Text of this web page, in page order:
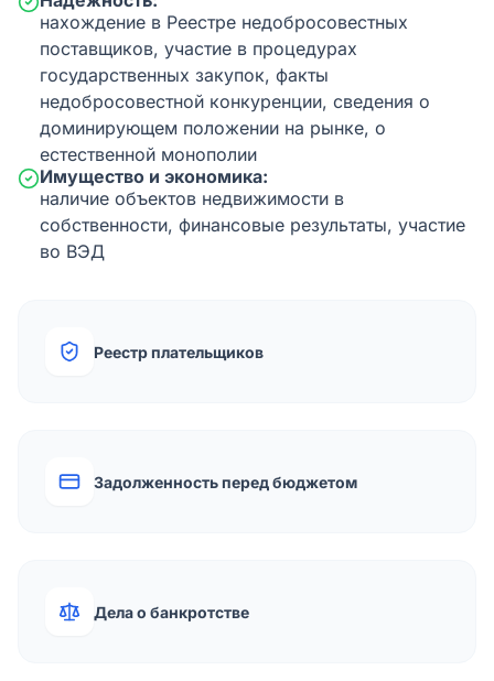
нахождение в Реестре недобросовестных
поставщиков, участие в процедурах
государственных закупок, факты
недобросовестной конкуренции, сведения о
доминирующем положении на рынке, о
естественной монополии
Имущество и экономика:
наличие объектов недвижимости в
собственности, финансовые результаты, участие
во ВЭД
Реестр плательщиков
Задолженность перед бюджетом
Дела о банкротстве